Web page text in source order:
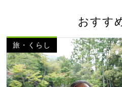
おすす
旅・くらし